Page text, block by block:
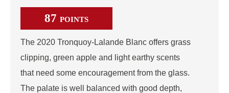
87 POINTS
The 2020 Tronquoy-Lalande Blanc offers grass
clipping, green apple and light earthy scents
that need some encouragement from the glass.
The palate is well balanced with good depth,